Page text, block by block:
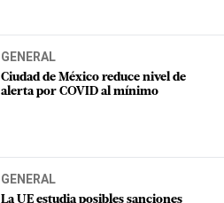
GENERAL
Ciudad de México reduce nivel de
alerta por COVID al mínimo
GENERAL
La UE estudia posibles sanciones